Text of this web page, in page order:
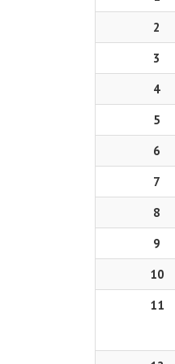
2
3
4
5
6
7
8
9
10
11